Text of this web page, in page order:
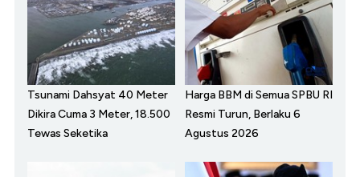
Tsunami Dahsyat 40 Meter
Dikira Cuma 3 Meter, 18.500
Tewas Seketika
Harga BBM di Semua SPBU RI
Resmi Turun, Berlaku 6
Agustus 2026